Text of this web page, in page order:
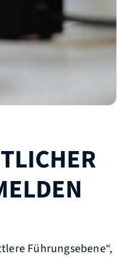
Führungsebene“,